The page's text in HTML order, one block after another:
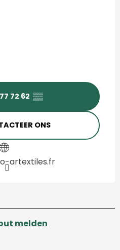
72 62 ▒▒
ONS
artextiles.fr
melden